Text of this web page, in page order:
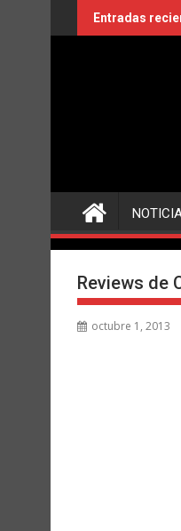
al
Entradas
Reviews de
octubre 1, 2013